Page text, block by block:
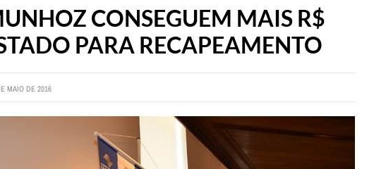
CONSEGUEM MAIS R$
PARA RECAPEAMENTO
MAIO DE 2016